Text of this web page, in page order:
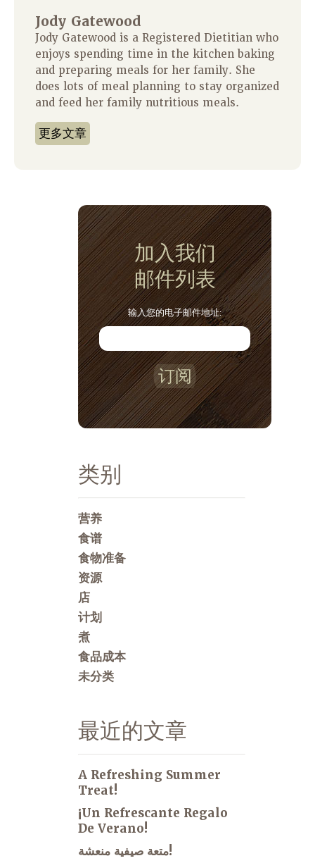
Jody Gatewood
Jody Gatewood is a Registered Dietitian who
enjoys spending time in the kitchen baking
and preparing meals for her family. She
does lots of meal planning to stay organized
and feed her family nutritious meals.
更多文章
加入我们
邮件列表
输入您的电子邮件地址:
订阅
类别
营养
食谱
食物准备
资源
店
计划
煮
食品成本
未分类
最近的文章
A Refreshing Summer
Treat!
¡Un Refrescante Regalo
De Verano!
متعة صيفية منعشة!